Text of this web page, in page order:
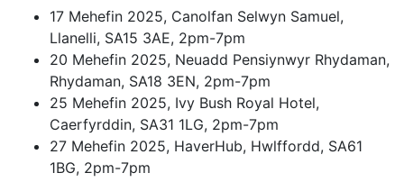
17 Mehefin 2025, Canolfan Selwyn Samuel,
Llanelli, SA15 3AE, 2pm-7pm
20 Mehefin 2025, Neuadd Pensiynwyr Rhydaman,
Rhydaman, SA18 3EN, 2pm-7pm
25 Mehefin 2025, Ivy Bush Royal Hotel,
Caerfyrddin, SA31 1LG, 2pm-7pm
27 Mehefin 2025, HaverHub, Hwlffordd, SA61
1BG, 2pm-7pm